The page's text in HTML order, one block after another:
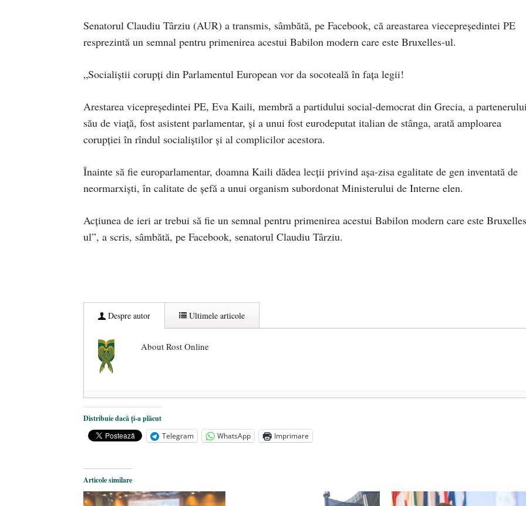
Senatorul Claudiu Târziu (AUR) a transmis, sâmbătă, pe Facebook, că areastarea viecepreședintei PE
resprezintă un semnal pentru primenirea acestui Babilon modern care este Bruxelles-ul.
„Socialiștii corupți din Parlamentul European vor da socoteală în fața legii!
Arestarea vicepreședintei PE, Eva Kaili, membră a partidului social-democrat din Grecia, a
său de viață, fost asistent parlamentar, și a unui fost eurodeputat italian de stânga, arată amploarea
corupției în rîndul socialiștilor și al complicilor acestora.
Înainte să fie europarlamentar, doamna Kaili dădea lecții privind așa-zisa egalitate de gen inventată de
neormarxiști, în calitate de șefă a unui organism subordonat Ministerului de Interne elen.
Acțiunea de ieri ar trebui să fie un semnal pentru primenirea acestui Babilon modern care este
ul”, a scris, sâmbătă, pe Facebook, senatorul Claudiu Târziu.
Despre autor Ultimele articole
About Rost Online
Dezvăluiri cutremurătoare despre președintele Ucrainei, Volodymyr Zelensky
Statul care servește Națiunea - 21 aprilie 2026
Legea Vexler produce efecte. Bustul poetului Octavian Goga, înlăturat din Iași
Distribuie dacă ți-a plăcut
Telegram
WhatsApp Imprimare
Articole similare